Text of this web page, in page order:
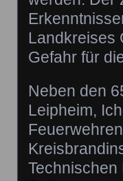
Landkreises
Gefahr für
Neben den
Leipheim,